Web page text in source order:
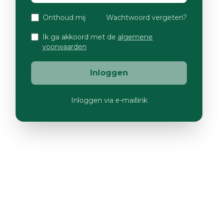
Onthoud mij Wachtwoord vergeten?
Ik ga akkoord met de algemene
voorwaarden
Inloggen
Inloggen via e-maillink